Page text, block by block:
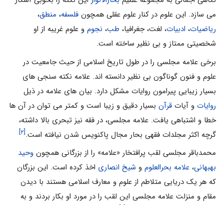
مى سازد. این علوم در کنار علوم عقلى همچون فلسفه، منطق،
ریاضیات، ادبیات، لغت، جغرافیا، طب، نجوم و علوم غریبه از او
شخصیتى ممتاز و بى نظیر ساخته است.
برخى علامه مجلسى را در طول تاریخ اسلامى از حیث جامعیت در
علوم و فنون گوناگون بى نظیر دانسته اند. علامه نکته سنجى هاى
بسیار زیبایى پیرامون روایات مشکل دارد. بیان هاى علامه در ذیل
روایات و آیات قرآن بسیار دقیق و زیبا است و کمتر مى توان در آن ها
خطا و اشتباهى یافت. علامه مجلسى، در فقه نیز تبحرى بالا داشته،
گرچه اکثر مجلدات فقهى بحار مجال پاکنویس شدن نیافته است.[۲]
محمدباقر مجلسى لقب پرافتخار «علامه» را از بزرگانى همچون وحید
بهبهانى، علامه بحرالعلوم و شیخ انصارى اخذ کرده است. این بزرگان
که هر یک دریایى متلاطم از علوم و معارف اسلامى هستند با دیدن
مقام و منزلت علامه مجلسى این لقب را در مورد او بکار بردند و به